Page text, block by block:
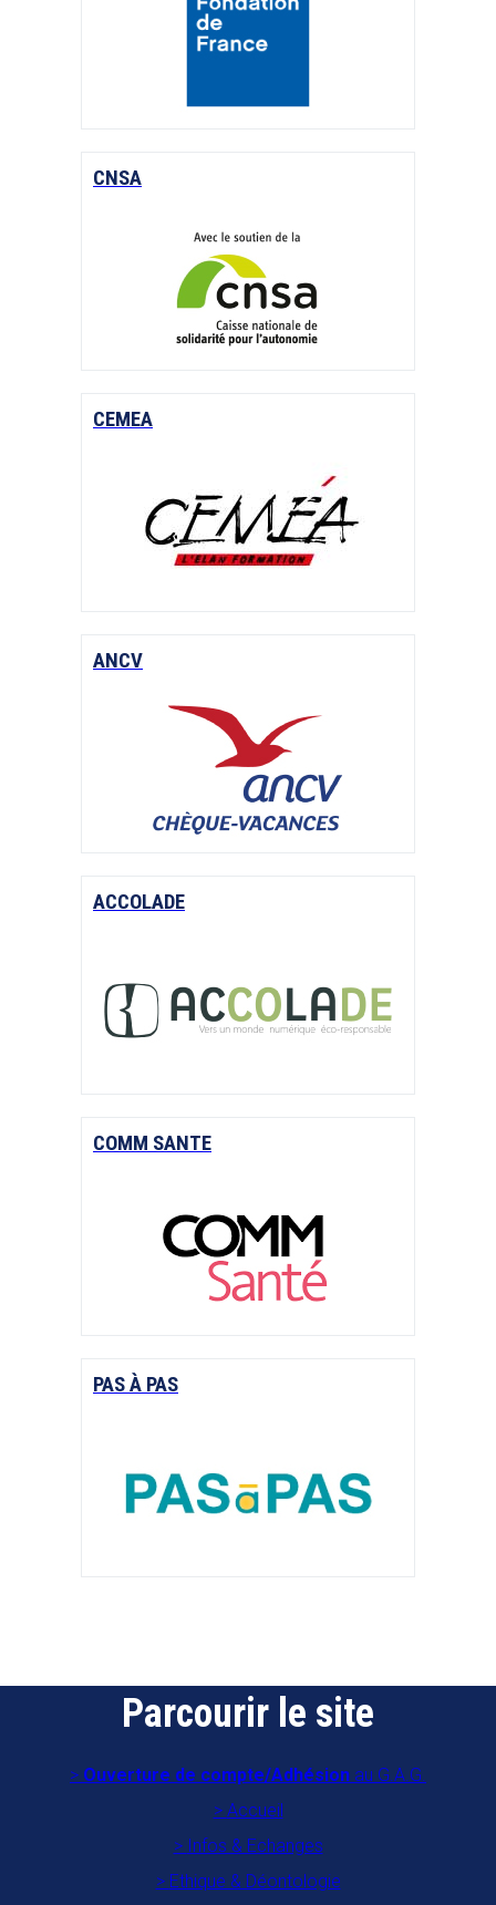
CNSA
CEMEA
ANCV
ACCOLADE
COMM SANTE
PAS À PAS
Parcourir le site
Ouverture de compte/Adhésion au G.A.G.
Accueil
Infos & Echanges
Ethique & Déontologie